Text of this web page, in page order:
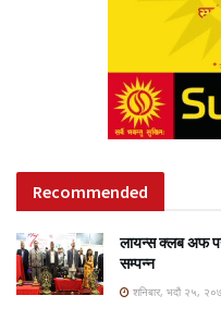
Recommended
लायन्स क्लब अफ
सम्पन्न
शनिबार, भदौ २५,